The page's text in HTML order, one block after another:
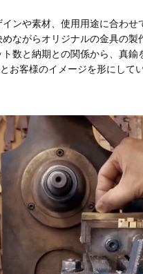
インや素材、使用用途に合わせ
ながらオリジナルの金具の製
数と納期との関係から、真鍮
お客様のイメージを形にして